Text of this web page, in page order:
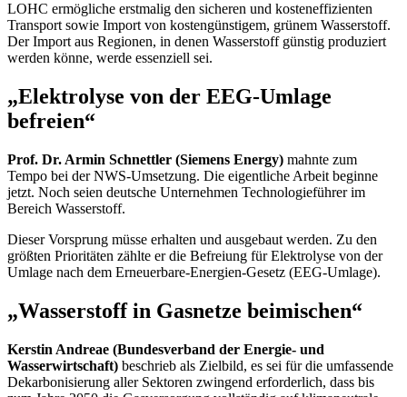
LOHC ermögliche erstmalig den sicheren und kosteneffizienten
Transport sowie Import von kostengünstigem, grünem Wasserstoff.
Der Import aus Regionen, in denen Wasserstoff günstig produziert
werden könne, werde essenziell sei.
„Elektrolyse von der EEG-Umlage
befreien“
Prof. Dr. Armin Schnettler (Siemens Energy) mahnte zum
Tempo bei der NWS-Umsetzung. Die eigentliche Arbeit beginne
jetzt. Noch seien deutsche Unternehmen Technologieführer im
Bereich Wasserstoff.
Dieser Vorsprung müsse erhalten und ausgebaut werden. Zu den
größten Prioritäten zählte er die Befreiung für Elektrolyse von der
Umlage nach dem Erneuerbare-Energien-Gesetz (EEG-Umlage).
„Wasserstoff in Gasnetze beimischen“
Kerstin Andreae (Bundesverband der Energie- und
Wasserwirtschaft) beschrieb als Zielbild, es sei für die umfassende
Dekarbonisierung aller Sektoren zwingend erforderlich, dass bis